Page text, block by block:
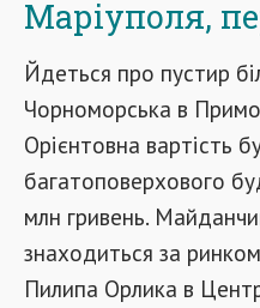
Маріуполя,
Йдеться про пустир
Чорноморська в
Орієнтовна вартість
багатоповерхового
млн гривень.
знаходиться за
Пилипа Орлика в